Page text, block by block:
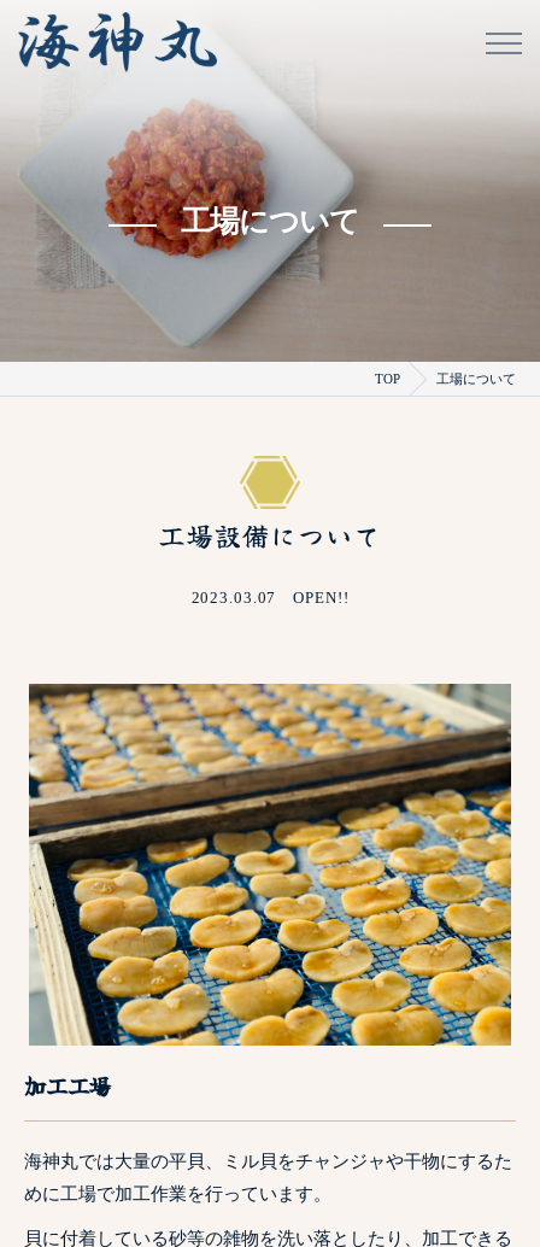
工場について
TOP 工場について
工場設備について
2023.03.07 OPEN!!
加工工場
海神丸では大量の平貝、ミル貝をチャンジャや干物にするた
めに工場で加工作業を行っています。
貝に付着している砂等の雑物を洗い落としたり、加工できる